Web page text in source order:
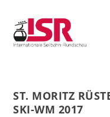
ST. MORITZ
SKI-WM 2017